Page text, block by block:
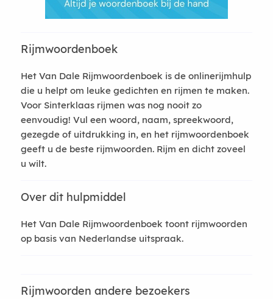
Rijmwoordenboek
Het Van Dale Rijmwoordenboek is de onlinerijmhulp
die u helpt om leuke gedichten en rijmen te maken.
Voor Sinterklaas rijmen was nog nooit zo
eenvoudig! Vul een woord, naam, spreekwoord,
gezegde of uitdrukking in, en het rijmwoordenboek
geeft u de beste rijmwoorden. Rijm en dicht zoveel
u wilt.
Over dit hulpmiddel
Het Van Dale Rijmwoordenboek toont rijmwoorden
op basis van Nederlandse uitspraak.
Rijmwoorden andere bezoekers